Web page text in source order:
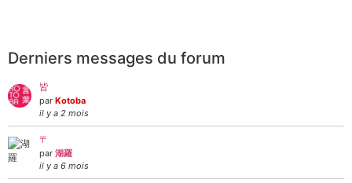
Derniers messages du forum
皆
par Kotoba
il y a 2 mois
〒
par 湖羅
il y a 6 mois